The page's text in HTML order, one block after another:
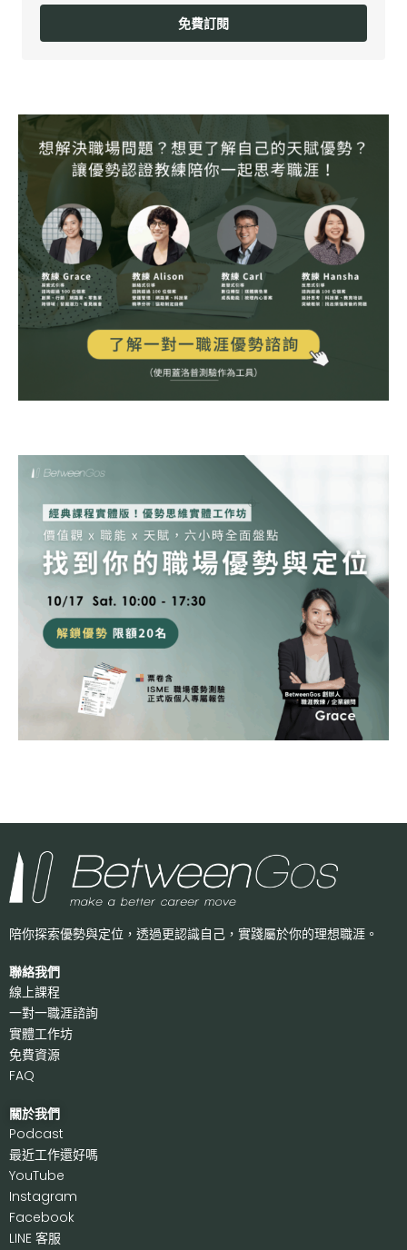
免費訂閱
陪你探索優勢與定位，透過更認識自己， 實踐屬於你的理想職涯。
聯絡我們
線上課程
一對一職涯諮詢
實體工作坊
免費資源
FAQ
關於我們
Podcast
最近工作還好嗎
YouTube
Instagram
Facebook
LINE 客服